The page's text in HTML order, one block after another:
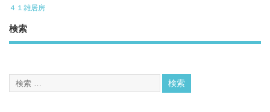
４１雑居房
検索